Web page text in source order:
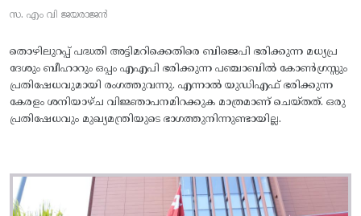
സ. എം വി ജയരാജൻ
തൊഴിലുറപ്പ് പദ്ധതി അട്ടിമറിക്കെതിരെ ബിജെപി ഭരിക്കുന്ന മധ്യപ്ര
ദേശും ബീഹാറും ഒപ്പം എഎപി ഭരിക്കുന്ന പഞ്ചാബിൽ കോൺഗ്രസ്സും
പ്രതിഷേധവുമായി രംഗത്തുവന്നു. എന്നാൽ യുഡിഎഫ് ഭരിക്കുന്ന
കേരളം ശനിയാഴ്ച വിജ്ഞാപനമിറക്കുക മാത്രമാണ് ചെയ്തത്. ഒരു
പ്രതിഷേധവും മുഖ്യമന്ത്രിയുടെ ഭാഗത്തുനിന്നുണ്ടായില്ല.